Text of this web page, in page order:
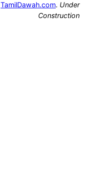
TamilDawah.com. Under
Construction